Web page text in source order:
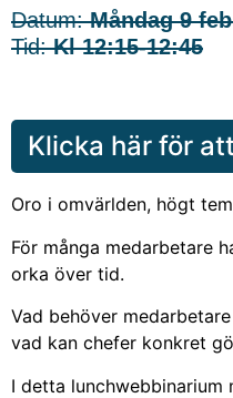
Datum:Måndag 9
Tid:Kl 12:15-12:45
Klicka här för
Oro i omvärlden, högt
För många medarbetare
orka över tid.
Vad behöver
vad kan chefer konkret
I detta lunchwebbinarium